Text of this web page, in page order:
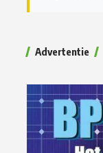
Advertentie